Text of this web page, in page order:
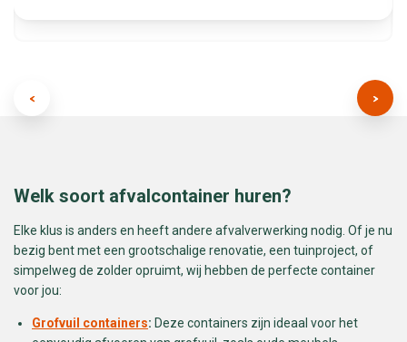
Welk soort afvalcontainer huren?
Elke klus is anders en heeft andere afvalverwerking nodig. Of je nu
bezig bent met een grootschalige renovatie, een tuinproject, of
simpelweg de zolder opruimt, wij hebben de perfecte container
voor jou:
Grofvuil containers: Deze containers zijn ideaal voor het